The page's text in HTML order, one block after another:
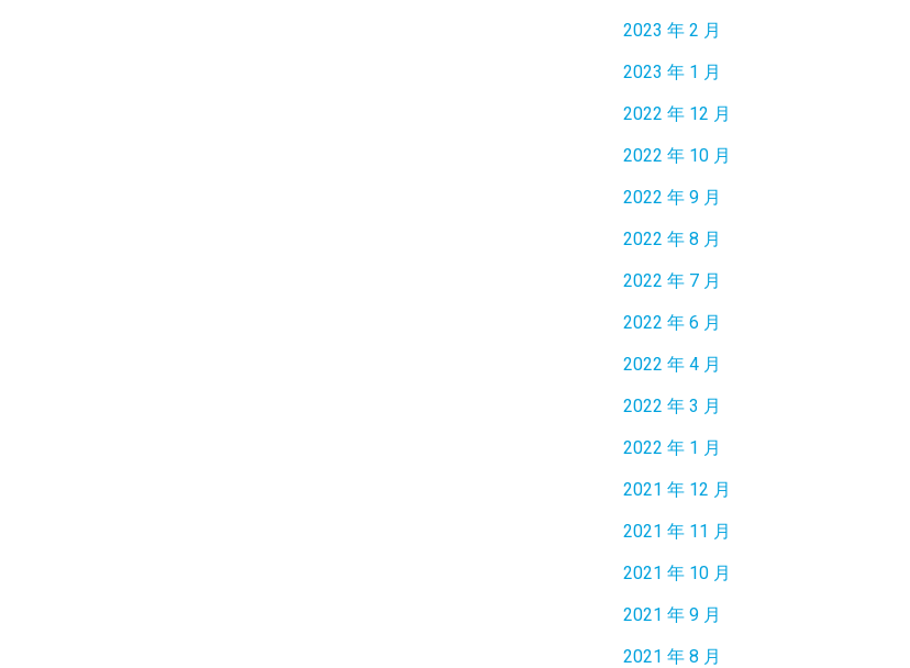
2023 年 2 月
2023 年 1 月
2022 年 12 月
2022 年 10 月
2022 年 9 月
2022 年 8 月
2022 年 7 月
2022 年 6 月
2022 年 4 月
2022 年 3 月
2022 年 1 月
2021 年 12 月
2021 年 11 月
2021 年 10 月
2021 年 9 月
2021 年 8 月